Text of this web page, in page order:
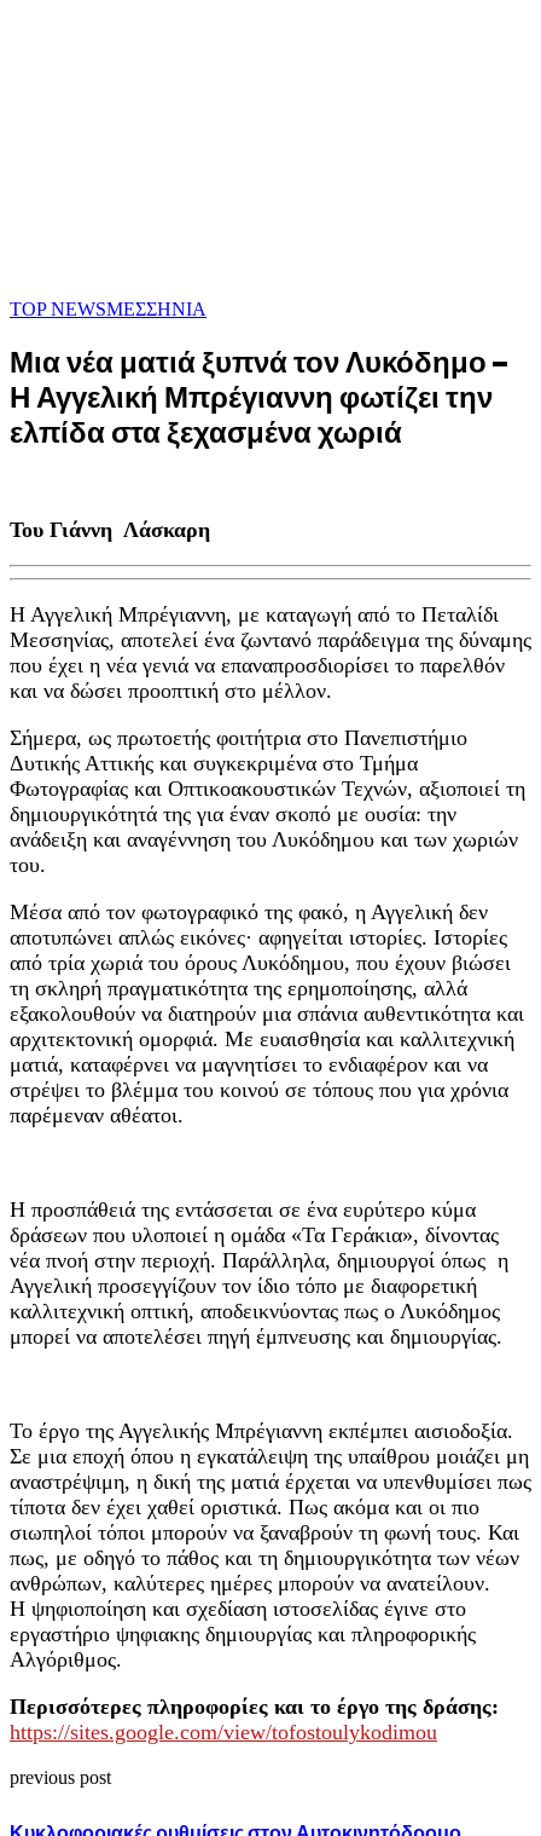
TOP NEWSΜΕΣΣΗΝΙΑ
Μια νέα ματιά ξυπνά τον Λυκόδημο –
Η Αγγελική Μπρέγιαννη φωτίζει την
ελπίδα στα ξεχασμένα χωριά
Του Γιάννη Λάσκαρη
Η Αγγελική Μπρέγιαννη, με καταγωγή από το Πεταλίδι
Μεσσηνίας, αποτελεί ένα ζωντανό παράδειγμα της δύναμης
που έχει η νέα γενιά να επαναπροσδιορίσει το παρελθόν
και να δώσει προοπτική στο μέλλον.
Σήμερα, ως πρωτοετής φοιτήτρια στο Πανεπιστήμιο
Δυτικής Αττικής και συγκεκριμένα στο Τμήμα
Φωτογραφίας και Οπτικοακουστικών Τεχνών, αξιοποιεί τη
δημιουργικότητά της για έναν σκοπό με ουσία: την
ανάδειξη και αναγέννηση του Λυκόδημου και των χωριών
του.
Μέσα από τον φωτογραφικό της φακό, η Αγγελική δεν
αποτυπώνει απλώς εικόνες· αφηγείται ιστορίες. Ιστορίες
από τρία χωριά του όρους Λυκόδημου, που έχουν βιώσει
τη σκληρή πραγματικότητα της ερημοποίησης, αλλά
εξακολουθούν να διατηρούν μια σπάνια αυθεντικότητα και
αρχιτεκτονική ομορφιά. Με ευαισθησία και καλλιτεχνική
ματιά, καταφέρνει να μαγνητίσει το ενδιαφέρον και να
στρέψει το βλέμμα του κοινού σε τόπους που για χρόνια
παρέμεναν αθέατοι.
Η προσπάθειά της εντάσσεται σε ένα ευρύτερο κύμα
δράσεων που υλοποιεί η ομάδα «Τα Γεράκια», δίνοντας
νέα πνοή στην περιοχή. Παράλληλα, δημιουργοί όπως η
Αγγελική προσεγγίζουν τον ίδιο τόπο με διαφορετική
καλλιτεχνική οπτική, αποδεικνύοντας πως ο Λυκόδημος
μπορεί να αποτελέσει πηγή έμπνευσης και δημιουργίας.
Το έργο της Αγγελικής Μπρέγιαννη εκπέμπει αισιοδοξία.
Σε μια εποχή όπου η εγκατάλειψη της υπαίθρου μοιάζει μη
αναστρέψιμη, η δική της ματιά έρχεται να υπενθυμίσει πως
τίποτα δεν έχει χαθεί οριστικά. Πως ακόμα και οι πιο
σιωπηλοί τόποι μπορούν να ξαναβρούν τη φωνή τους. Και
πως, με οδηγό το πάθος και τη δημιουργικότητα των νέων
ανθρώπων, καλύτερες ημέρες μπορούν να ανατείλουν.
Η ψηφιοποίηση και σχεδίαση ιστοσελίδας έγινε στο
εργαστήριο ψηφιακης δημιουργίας και πληροφορικής
Αλγόριθμος.
Περισσότερες πληροφορίες και το έργο της δράσης:
https://sites.google.com/view/tofostoulykodimou
previous post